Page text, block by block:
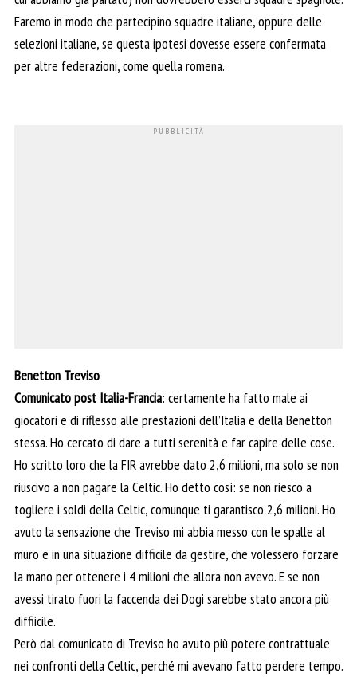
Faremo in modo che partecipino squadre italiane, oppure delle
selezioni italiane, se questa ipotesi dovesse essere confermata
per altre federazioni, come quella romena.
Benetton Treviso
Comunicato post Italia-Francia: certamente ha fatto male ai
giocatori e di riflesso alle prestazioni dell’Italia e della Benetton
stessa. Ho cercato di dare a tutti serenità e far capire delle cose.
Ho scritto loro che la FIR avrebbe dato 2,6 milioni, ma solo se non
riuscivo a non pagare la Celtic. Ho detto così: se non riesco a
togliere i soldi della Celtic, comunque ti garantisco 2,6 milioni. Ho
avuto la sensazione che Treviso mi abbia messo con le spalle al
muro e in una situazione difficile da gestire, che volessero forzare
la mano per ottenere i 4 milioni che allora non avevo. E se non
avessi tirato fuori la faccenda dei Dogi sarebbe stato ancora più
diffiicile.
Però dal comunicato di Treviso ho avuto più potere contrattuale
nei confronti della Celtic, perché mi avevano fatto perdere tempo.